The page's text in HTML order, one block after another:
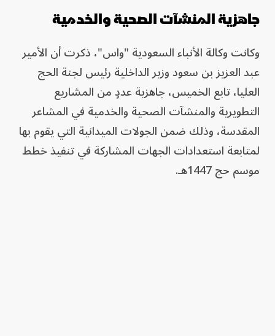
جاهزية المنشآت الصحية والخدمية
وكانت وكالة الأنباء السعودية "واس"، ذكرت أن الأمير
عبد العزيز بن سعود وزير الداخلية رئيس لجنة الحج
العليا، تابع الخميس، جاهزية عددٍ من المشاريع
التطويرية والمنشآت الصحية والخدمية في المشاعر
المقدسة، وذلك ضمن الجولات الميدانية التي يقوم بها
لمتابعة استعدادات الجهات المشاركة في تنفيذ خطط
موسم حج 1447هـ.